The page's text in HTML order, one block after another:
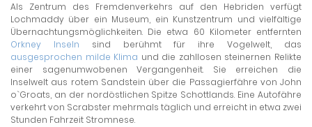
Als Zentrum des Fremdenverkehrs auf den Hebriden verfügt
Lochmaddy über ein Museum, ein Kunstzentrum und vielfältige
Übernachtungsmöglichkeiten. Die etwa 60 Kilometer entfernten
Orkney Inseln sind berühmt für ihre Vogelwelt, das
ausgesprochen milde Klima und die zahllosen steinernen Relikte
einer sagenumwobenen Vergangenheit. Sie erreichen die
Inselwelt aus rotem Sandstein über die Passagierfähre von John
o`Groats, an der nordöstlichen Spitze Schottlands. Eine Autofähre
verkehrt von Scrabster mehrmals täglich und erreicht in etwa zwei
Stunden Fahrzeit Stromnese.